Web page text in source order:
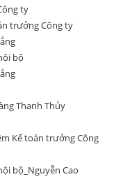
ty
trưởng Công ty
bộ
Thanh Thủy
Kế toán trưởng Công
bộ_Nguyễn Cao